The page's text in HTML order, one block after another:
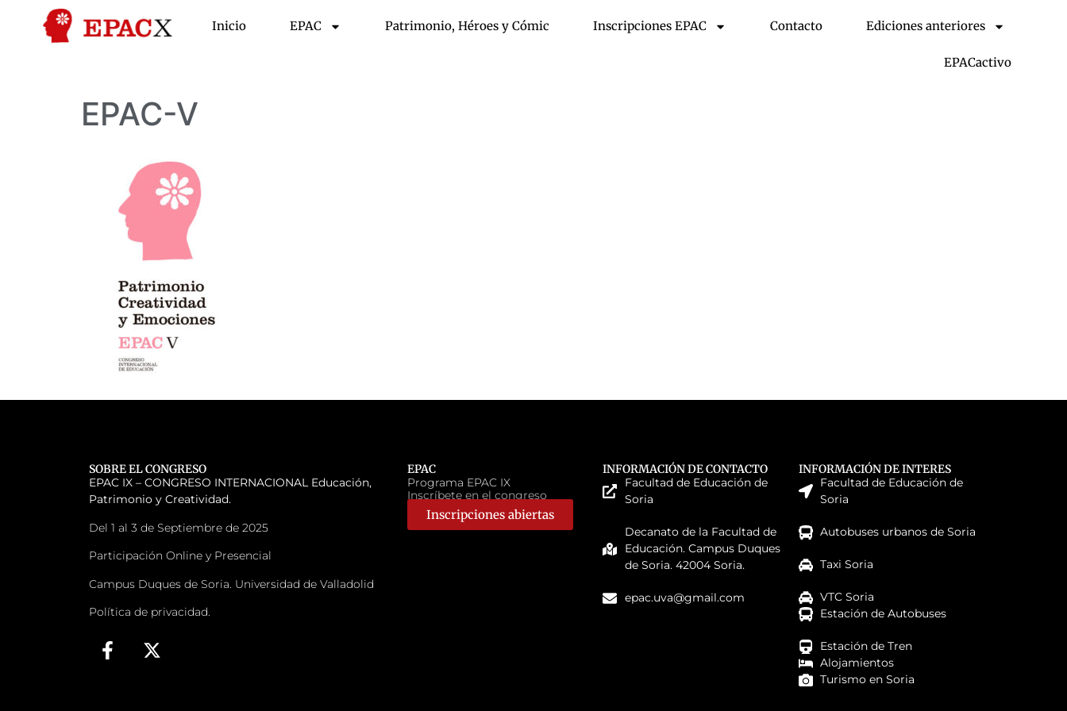
Inicio EPAC Patrimonio, Héroes y Cómic Inscripciones EPAC Contacto Ediciones anteriores
EPACactivo
EPAC-V
SOBRE EL CONGRESO
EPAC IX – CONGRESO INTERNACIONAL Educación,
Patrimonio y Creatividad.
Del 1 al 3 de Septiembre de 2025
Participación Online y Presencial
Campus Duques de Soria. Universidad de Valladolid
Política de privacidad.
EPAC
Programa EPAC IX
Inscríbete en el congreso
Inscripciones abiertas
INFORMACIÓN DE CONTACTO
Facultad de Educación de
Soria
Decanato de la Facultad de
Educación. Campus Duques
de Soria. 42004 Soria.
epac.uva@gmail.com
INFORMACIÓN DE INTERES
Facultad de Educación de
Soria
Autobuses urbanos de Soria
Taxi Soria
VTC Soria
Estación de Autobuses
Estación de Tren
Alojamientos
Turismo en Soria